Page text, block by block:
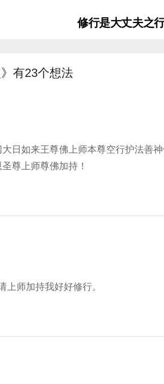
修行是大丈夫之
有23个想法
日如来王尊佛上师本尊空行护法善
尊上师尊佛加持！
上师加持我好好修行。